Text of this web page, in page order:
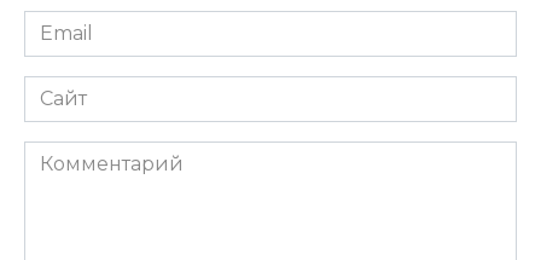
Email
*
Сайт
Комментарий